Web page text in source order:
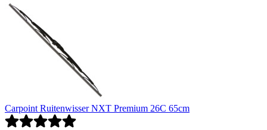
Carpoint Ruitenwisser NXT Premium 26C 65cm